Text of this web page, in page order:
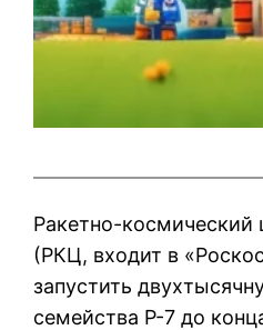
Ракетно-космический
(РКЦ, входит в
запустить
семейства Р-7 до